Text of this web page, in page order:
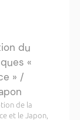
du
«
» /
de la
et le Japon,